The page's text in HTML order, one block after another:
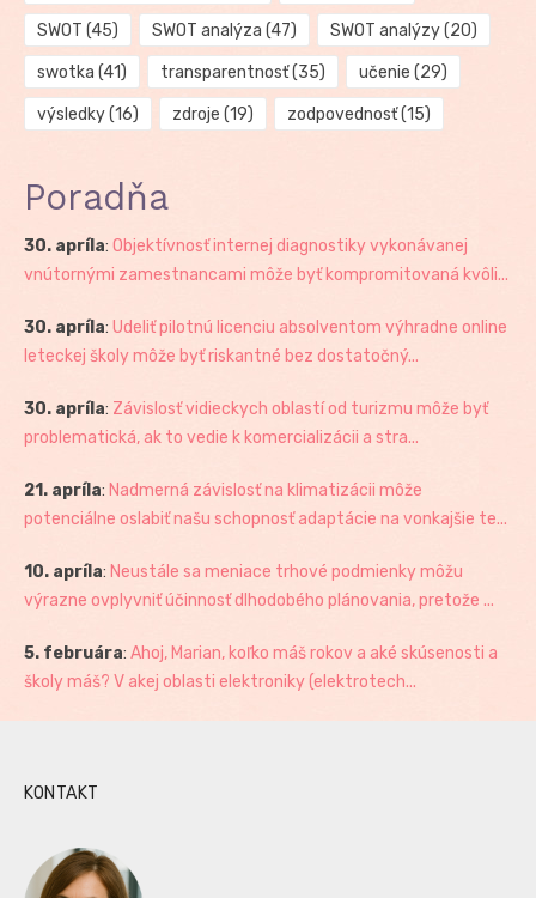
SWOT (45) SWOT analýza (47) SWOT analýzy(20)
swotka (41) transparentnosť(35) učenie (29)
výsledky(16) zdroje (19) zodpovednosť(15)
Poradňa
30. apríla: Objektívnosť internej diagnostiky vykonávanej
vnútornými zamestnancami môže byť kompromitovaná kvôli...
30. apríla: Udeliť pilotnú licenciu absolventom výhradne online
leteckej školy môže byť riskantné bez dostatočný...
30. apríla: Závislosť vidieckych oblastí od turizmu môže byť
problematická, ak to vedie k komercializácii a stra...
21. apríla: Nadmerná závislosť na klimatizácii môže
potenciálne oslabiť našu schopnosť adaptácie na vonkajšie te...
10. apríla: Neustále sa meniace trhové podmienky môžu
výrazne ovplyvniť účinnosť dlhodobého plánovania, pretože ...
5. februára: Ahoj, Marian, koľko máš rokov a aké skúsenosti a
školy máš? V akej oblasti elektroniky (elektrotech...
KONTAKT